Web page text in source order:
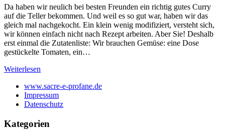
Da haben wir neulich bei besten Freunden ein richtig gutes Curry
auf die Teller bekommen. Und weil es so gut war, haben wir das
gleich mal nachgekocht. Ein klein wenig modifiziert, versteht sich,
wir können einfach nicht nach Rezept arbeiten. Aber Sie! Deshalb
erst einmal die Zutatenliste: Wir brauchen Gemüse: eine Dose
gestückelte Tomaten, ein…
Weiterlesen
www.sacre-e-profane.de
Impressum
Datenschutz
Kategorien